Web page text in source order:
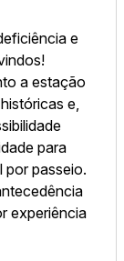
e
a estação
e,
para
por passeio.
experiência